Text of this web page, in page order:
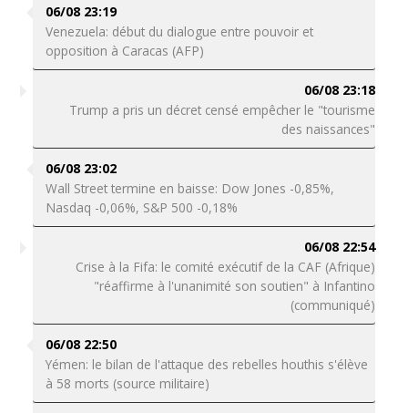
06/08 23:19
Venezuela: début du dialogue entre pouvoir et
opposition à Caracas (AFP)
06/08 23:18
Trump a pris un décret censé empêcher le "tourisme
des naissances"
06/08 23:02
Wall Street termine en baisse: Dow Jones -0,85%,
Nasdaq -0,06%, S&P 500 -0,18%
06/08 22:54
Crise à la Fifa: le comité exécutif de la CAF (Afrique)
"réaffirme à l'unanimité son soutien" à Infantino
(communiqué)
06/08 22:50
Yémen: le bilan de l'attaque des rebelles houthis s'élève
à 58 morts (source militaire)